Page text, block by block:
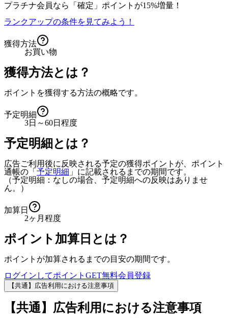
プラチナ会員なら
「確定」 ポイントが15%増量！
ランクアップの条件を見てみよう！
獲得方法
お買い物
獲得方法とは？
ポイントを獲得する方法の概略です。
予定明細
3日～60日程度
予定明細とは？
広告ご利用後に反映される予定の獲得ポイントが、ポイント
通帳の「 予定明細 」に記載されるまでの期間です。
（予定明細：なしの場合、予定明細への反映はありませ
ん。）
加算日
2ヶ月程度
ポイント加算日とは？
ポイントが加算されるまでの目安の期間です。
ログインしてポイントGET無料会員登録
【共通】広告利用における注意事項
【共通】広告利用における注意事項